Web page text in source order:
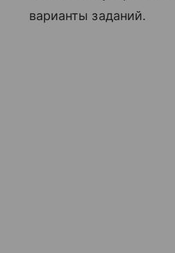
варианты заданий.